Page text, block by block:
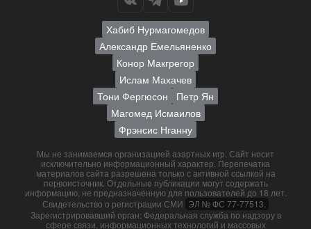
Хабиб Нурмагомедов
Александр Емельяненко
Конор Макгрегор
Ислам Махачев
Тони Фергюсон
Петр Ян
Магомед Исмаилов
Фрэнсис Нганну
Мы не занимаемся организацией азартных игр. Сайт носит
исключительно информационный характер. Перепечатка
материалов сайта разрешена только с активной ссылкой на
первоисточник. Отдельные публикации могут содержать
информацию, не предназначенную для пользователей до 18 лет.
Свидетельство о регистрации СМИ ЭЛ № ФС 77-77513.
Зарегистрировавший орган: Федеральная служба по надзору в
сфере связи, информационных технологий и массовых